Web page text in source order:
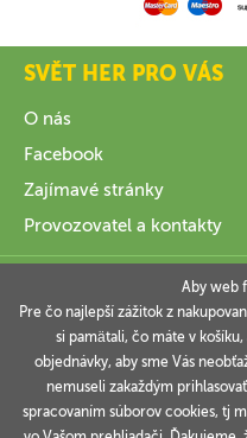
SVĚT HER PRO VÁS
O nás
Facebook
Zajímavé stránky
Provozovatel a kontakty
INFORMACE
VAŠE OBJEDNÁVKY
Aby web
Pre čo najlepší zážitok z
si pamätali, čo máte v
objednávky, aby sme Vás
nemuseli zakaždým
spracovaním súborov cookies, tj